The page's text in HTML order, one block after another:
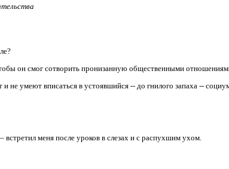
он смог сотворить пронизанную общественными
не умеют вписаться в устоявшийся -- до гнилого запаха --
меня после уроков в слезах и с распухшим ухом.